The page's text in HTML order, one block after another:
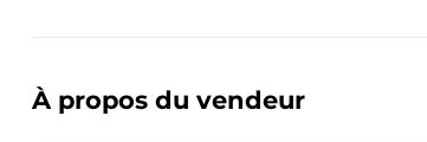
À propos du vendeur